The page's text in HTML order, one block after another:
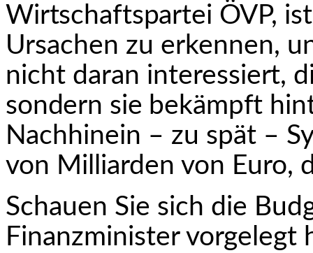
Wirtschaftspartei ÖVP,
Ursachen zu erkennen,
nicht daran interes­siert,
sondern sie bekämpft
Nachhinein – zu spät –
von Milliarden von Euro,
Schauen Sie sich die
Finanzminister vorgelegt